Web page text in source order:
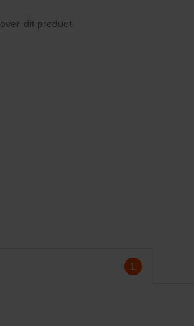
0.1403
over dit product.
1